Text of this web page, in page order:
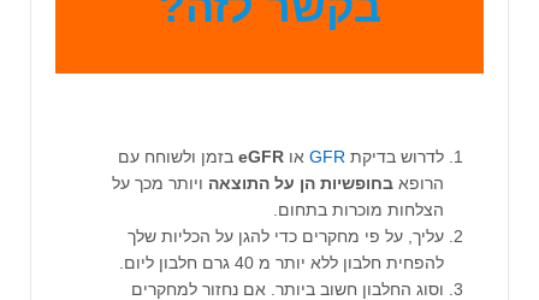
לדרוש בדיקת GFR או eGFR בזמן ולשוחח עם
הרופא בחופשיות הן על התוצאה ויותר מכך על
הצלחות מוכרות בתחום.
עליך, על פי מחקרים כדי להגן על הכליות שלך
להפחית חלבון ללא יותר מ 40 גרם חלבון ליום.
וסוג החלבון חשוב ביותר. אם נחזור למחקרים